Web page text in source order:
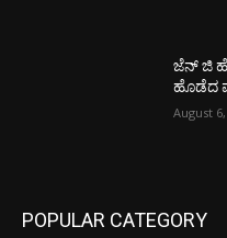
ಜೆನ್ ಜಿ
ಹೊಡೆದ
August
POPULAR CATEGORY